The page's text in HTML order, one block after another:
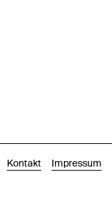
Kontakt Impressum